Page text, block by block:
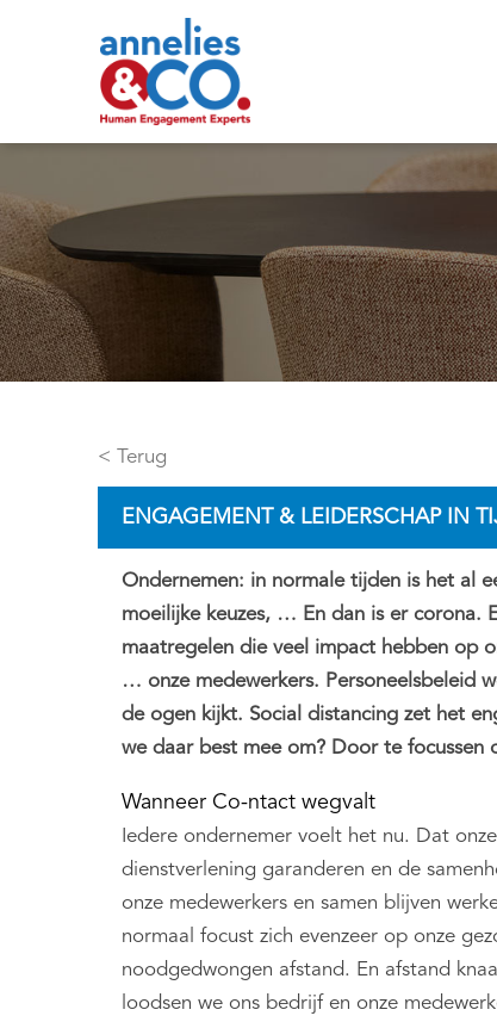
< Terug
ENGAGEMENT & LEIDERSCHAP IN
Ondernemen: in normale tijden is het al
moeilijke keuzes, … En dan is er corona.
maatregelen die veel impact hebben op
… onze medewerkers. Personeelsbeleid
de ogen kijkt. Social distancing zet het
we daar best mee om? Door te focussen
Wanneer Co-ntact wegvalt
Iedere ondernemer voelt het nu. Dat
dienstverlening garanderen en de
onze medewerkers en samen blijven
normaal focust zich evenzeer op onze
noodgedwongen afstand. En afstand
loodsen we ons bedrijf en onze